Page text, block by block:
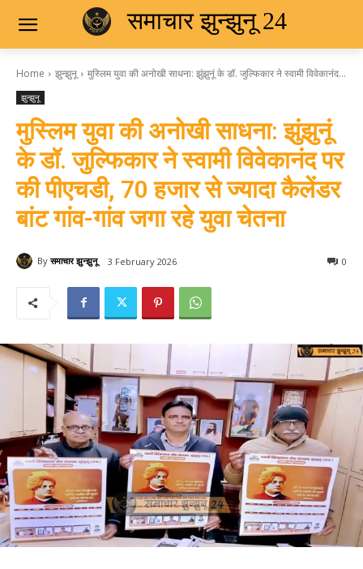
समाचार झुन्झुनू 24
Home झुन्झुनू मुस्लिम युवा की अनोखी साधना: झुंझुनूं के डॉ. जुल्फिकार ने स्वामी विवेकानंद...
झुन्झुनू
मुस्लिम युवा की अनोखी साधना: झुंझुनूं
के डॉ. जुल्फिकार ने स्वामी विवेकानंद पर
की पीएचडी, 70 हजार से ज्यादा कैलेंडर
बांट गांव-गांव जगा रहे युवा चेतना
By समाचार झुन्झुनू 3 February 2026 0